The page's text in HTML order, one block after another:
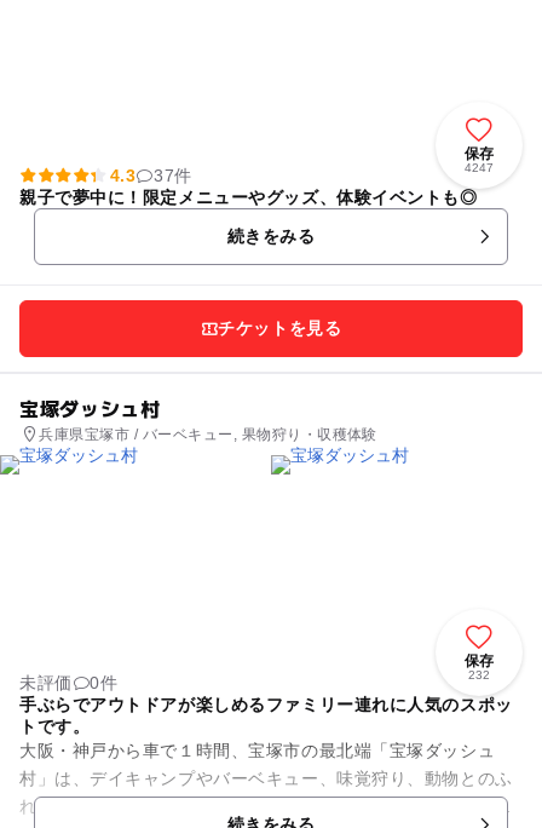
保存
4247
4.3
37件
親子で夢中に！限定メニューやグッズ、体験イベントも◎
続きをみる
チケットを見る
宝塚ダッシュ村
兵庫県宝塚市 / バーベキュー, 果物狩り・収穫体験
保存
232
未評価
0件
手ぶらでアウトドアが楽しめるファミリー連れに人気のスポッ
トです。
大阪・神戸から車で１時間、宝塚市の最北端「宝塚ダッシュ
村」は、デイキャンプやバーベキュー、味覚狩り、動物とのふ
れあい、昆虫採取、水遊び、サワガニ獲りなど様々なアウトド